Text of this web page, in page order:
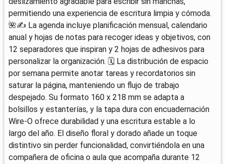
permitiendo una experiencia de escritura limpia y cómoda.
🌺✍️ La agenda incluye planificación mensual, calendario
anual y hojas de notas para recoger ideas y objetivos, con
12 separadores que inspiran y 2 hojas de adhesivos para
personalizar la organización. 🗓️ La distribución de espacio
por semana permite anotar tareas y recordatorios sin
saturar la página, manteniendo un flujo de trabajo
despejado. Su formato 160 x 218 mm se adapta a
bolsillos y estanterías, y la tapa dura con encuadernación
Wire-O ofrece durabilidad y una escritura estable a lo
largo del año. El diseño floral y dorado añade un toque
distintivo sin perder funcionalidad, convirtiéndola en una
compañera de oficina o aula que acompaña durante 12